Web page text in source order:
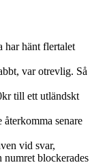
har hänt flertalet
var otrevlig. Så
till ett utländskt
senare
vid svar,
numret blockerades